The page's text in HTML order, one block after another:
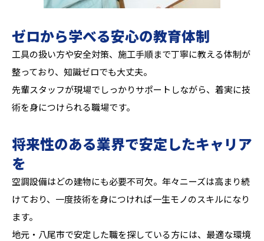
ゼロから学べる安心の教育体制
工具の扱い方や安全対策、施工手順まで丁寧に教える体制が
整っており、知識ゼロでも大丈夫。
先輩スタッフが現場でしっかりサポートしながら、着実に技
術を身につけられる職場です。
将来性のある業界で安定したキャリア
を
空調設備はどの建物にも必要不可欠。年々ニーズは高まり続
けており、一度技術を身につければ一生モノのスキルになり
ます。
地元・八尾市で安定した職を探している方には、最適な環境